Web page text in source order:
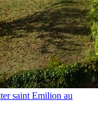
saint Emilion au